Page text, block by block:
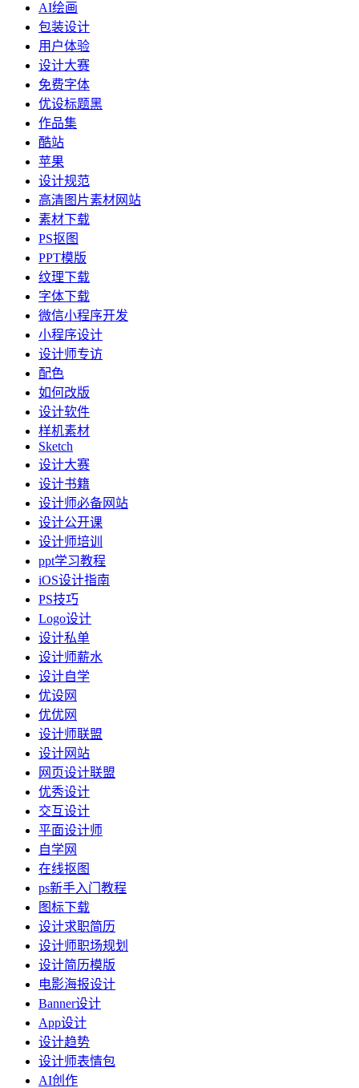
AI绘画
包装设计
用户体验
设计大赛
免费字体
优设标题黑
作品集
酷站
苹果
设计规范
高清图片素材网站
素材下载
PS抠图
PPT模版
纹理下载
字体下载
微信小程序开发
小程序设计
设计师专访
配色
如何改版
设计软件
样机素材
Sketch
设计大赛
设计书籍
设计师必备网站
设计公开课
设计师培训
ppt学习教程
iOS设计指南
PS技巧
Logo设计
设计私单
设计师薪水
设计自学
优设网
优优网
设计师联盟
设计网站
网页设计联盟
优秀设计
交互设计
平面设计师
自学网
在线抠图
ps新手入门教程
图标下载
设计求职简历
设计师职场规划
设计简历模版
电影海报设计
Banner设计
App设计
设计趋势
设计师表情包
AI创作